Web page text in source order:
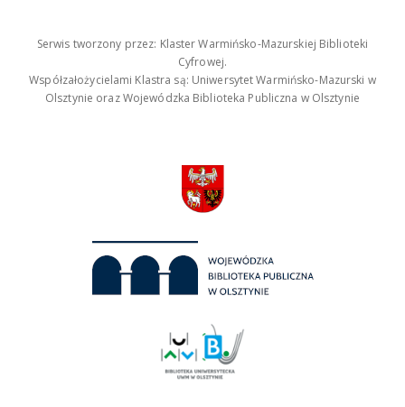
Serwis tworzony przez: Klaster Warmińsko-Mazurskiej Biblioteki
Cyfrowej.
Współzałożycielami Klastra są: Uniwersytet Warmińsko-Mazurski w
Olsztynie oraz Wojewódzka Biblioteka Publiczna w Olsztynie